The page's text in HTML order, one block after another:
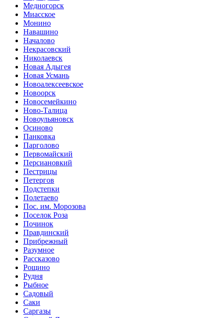
Медногорск
Миасское
Монино
Навашино
Началово
Некрасовский
Николаевск
Новая Адыгея
Новая Усмань
Новоалексеевское
Новоорск
Новосемейкино
Ново-Талица
Новоульяновск
Осиново
Панковка
Парголово
Первомайский
Персиановкий
Пестрицы
Петергов
Подстепки
Полетаево
Пос. им. Морозова
Поселок Роза
Починок
Правдинский
Прибрежный
Разумное
Рассказово
Рощино
Рудня
Рыбное
Садовый
Саки
Саргазы